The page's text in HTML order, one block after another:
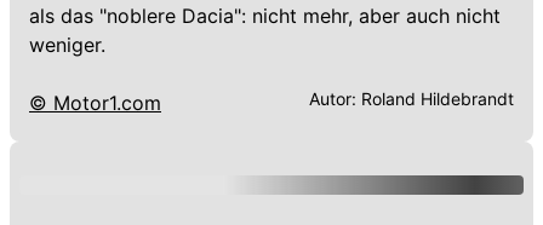
als das "noblere Dacia": nicht mehr, aber auch nicht
weniger.
© Motor1.com Autor: Roland Hildebrandt